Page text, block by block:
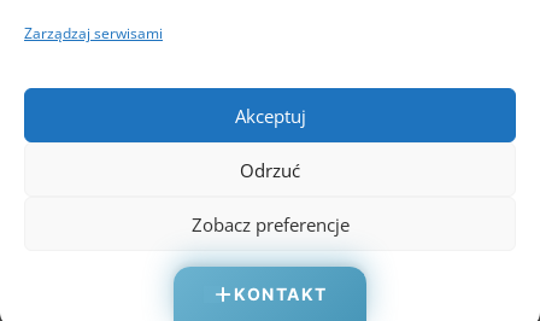
Zarządzaj serwisami
Akceptuj
Odrzuć
Zobacz preferencje
Oświadczenie o prywatności
Infopower sp z .o.o., ul. Stoczniowa 2, 82-300 Elbląg,
infohr.pl NIP: 5782678396, VAT No: PL5782678396, Regon:
170917637, KRS 0000154332, Sąd Rejonowy w Olsztynie, VIII
KONTAKT